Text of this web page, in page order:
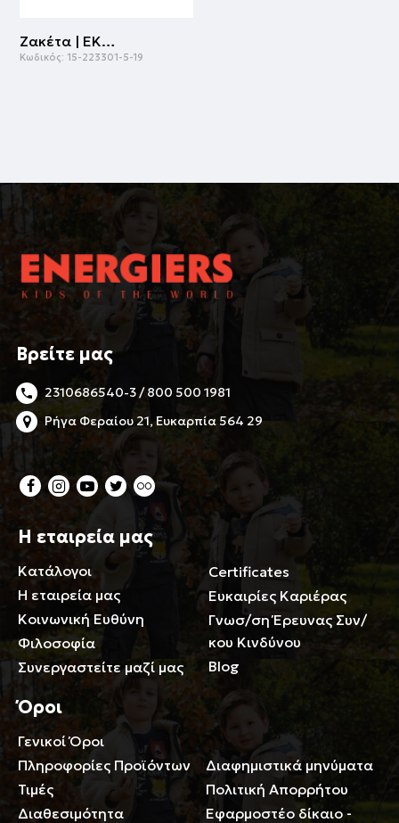
Ζακέτα | ΕΚΡΟΥ
Κωδικός: 15-223301-5-19
Βρείτε μας
2310686540-3 / 800 500 1981
Ρήγα Φεραίου 21, Ευκαρπία 564 29
Η εταιρεία μας
Κατάλογοι
Η εταιρεία μας
Κοινωνική Ευθύνη
Φιλοσοφία
Συνεργαστείτε μαζί μας
Certificates
Ευκαιρίες Καριέρας
Γνωσ/ση Έρευνας Συν/
κου Κινδύνου
Blog
Όροι
Γενικοί Όροι
Πληροφορίες Προϊόντων
Τιμές
Διαθεσιμότητα
Περιορισμοί ευθύνης
Διαφημιστικά μηνύματα
Πολιτική Απορρήτου
Εφαρμοστέο δίκαιο -